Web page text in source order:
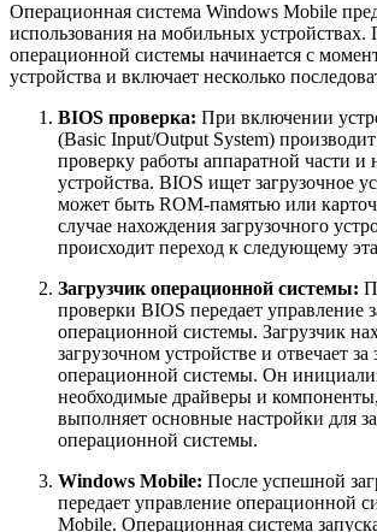
Операционная система Windows Mobile
использования на мобильных устройствах.
операционной системы начинается с
устройства и включает несколько
BIOS проверка: При включении
(Basic Input/Output System)
проверку работы аппаратной части и
устройства. BIOS ищет загрузочное
может быть ROM-памятью или
случае нахождения загрузочного
происходит переход к следующему
Загрузчик операционной системы:
проверки BIOS передает управление
операционной системы. Загрузчик
загрузочном устройстве и отвечает за
операционной системы. Он
необходимые драйверы и
выполняет основные настройки для
операционной системы.
Windows Mobile: После успешной
передает управление операционной
Mobile. Операционная система